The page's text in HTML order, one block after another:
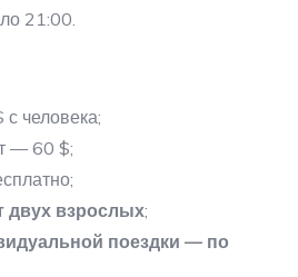
21:00.
человека;
— 60 $;
двух взрослых;
поездки — по